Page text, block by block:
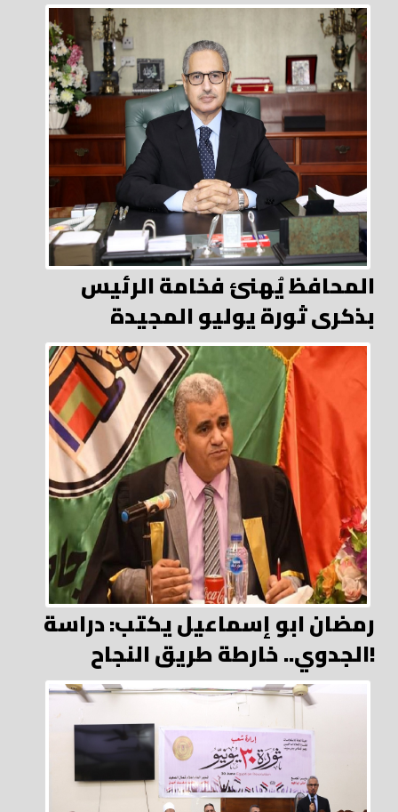
المحافظ يُهنئ فخامة الرئيس
بذكرى ثورة يوليو المجيدة
رمضان ابو إسماعيل يكتب: دراسة
الجدوي.. خارطة طريق النجاح!